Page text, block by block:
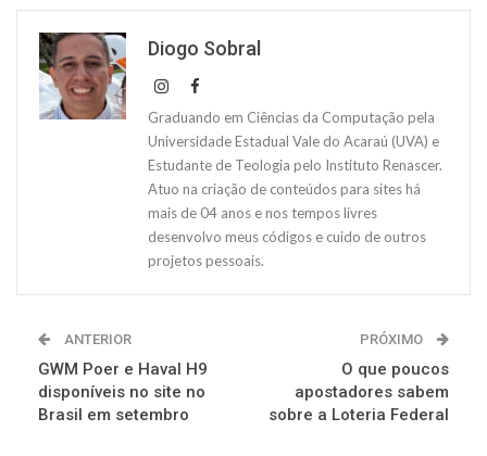
Diogo Sobral
Graduando em Ciências da Computação pela
Universidade Estadual Vale do Acaraú (UVA) e
Estudante de Teologia pelo Instituto Renascer.
Atuo na criação de conteúdos para sites há
mais de 04 anos e nos tempos livres
desenvolvo meus códigos e cuido de outros
projetos pessoais.
ANTERIOR
GWM Poer e Haval H9
disponíveis no site no
Brasil em setembro
PRÓXIMO
O que poucos
apostadores sabem
sobre a Loteria Federal